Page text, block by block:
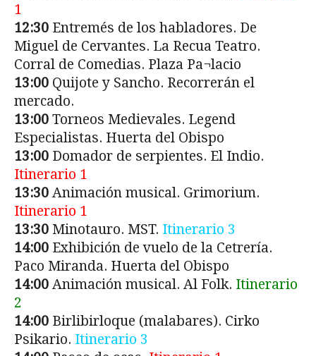
1
12:30 Entremés de los habladores. De
Miguel de Cervantes. La Recua Teatro.
Corral de Comedias. Plaza Pa¬lacio
13:00 Quijote y Sancho. Recorrerán el
mercado.
13:00 Torneos Medievales. Legend
Especialistas. Huerta del Obispo
13:00 Domador de serpientes. El Indio.
Itinerario 1
13:30 Animación musical. Grimorium.
Itinerario 1
13:30 Minotauro. MST. Itinerario 3
14:00 Exhibición de vuelo de la Cetrería.
Paco Miranda. Huerta del Obispo
14:00 Animación musical. Al Folk. Itinerario
2
14:00 Birlibirloque (malabares). Cirko
Psikario. Itinerario 3